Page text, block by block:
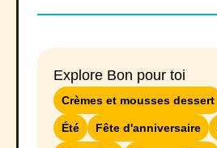
Explore Bon pour toi
Crèmes et mousses dessert
Été Fête d'anniversaire